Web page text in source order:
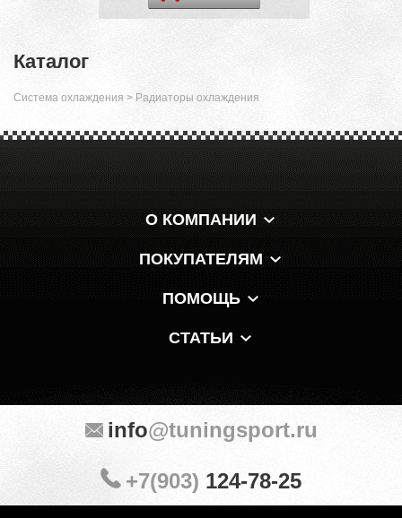
Каталог
Система охлаждения > Радиаторы охлаждения
О КОМПАНИИ
ПОКУПАТЕЛЯМ
ПОМОЩЬ
СТАТЬИ
info@tuningsport.ru
+7(903) 124-78-25